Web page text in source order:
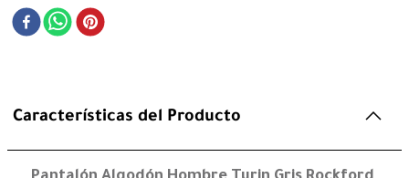
Características del Producto